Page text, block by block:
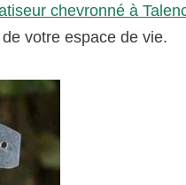
chevronné à
votre espace de vie.